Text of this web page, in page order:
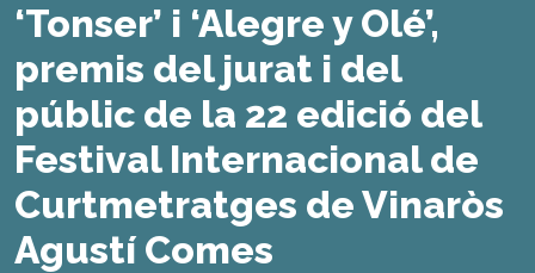
‘Tonser’ i ‘Alegre y Olé’,
premis del jurat i del
públic de la 22 edició del
Festival Internacional de
Curtmetratges de Vinaròs
Agustí Comes